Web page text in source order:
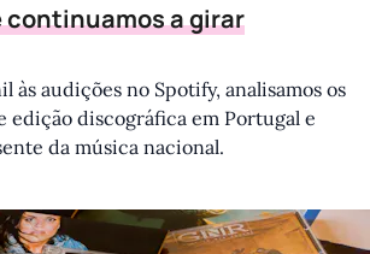
continuamos a girar
às audições no Spotify, analisamos os
edição discográfica em Portugal e
da música nacional.